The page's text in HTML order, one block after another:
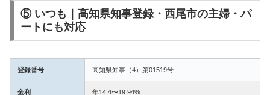
⑤ いつも｜高知県知事登録・西尾市の主婦・パ
ートにも対応
登録番号 高知県知事（4）第01519号
金利 年14.4〜19.94%